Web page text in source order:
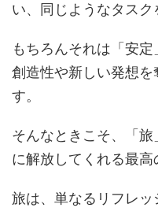
い、同じようなタスク
もちろんそれは「安定
創造性や新しい発想を
す。
そんなときこそ、「
に解放してくれる最高
旅は、単なるリフレッ